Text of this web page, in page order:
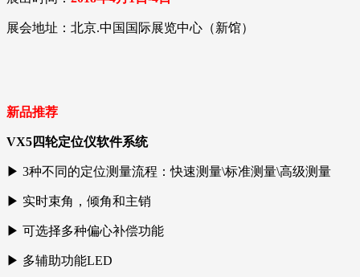
展会地址：北京.中国国际展览中心（新馆）
新品推荐
VX5四轮定位仪软件系统
▶ 3种不同的定位测量流程：快速测量\标准测量\高级测量
▶ 实时束角，倾角和主销
▶ 可选择多种偏心补偿功能
▶ 多辅助功能LED